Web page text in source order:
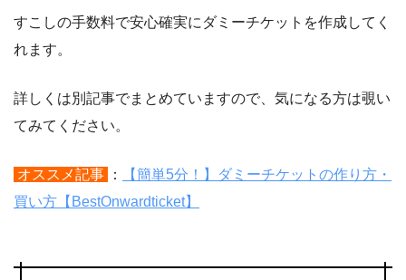
すこしの手数料で安心確実にダミーチケットを作成してく
れます。
詳しくは別記事でまとめていますので、気になる方は覗い
てみてください。
オススメ記事 ：
【簡単5分！】ダミーチケットの作り方・
買い方【BestOnwardticket】